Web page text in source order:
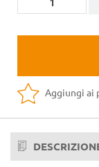
Aggiungi ai